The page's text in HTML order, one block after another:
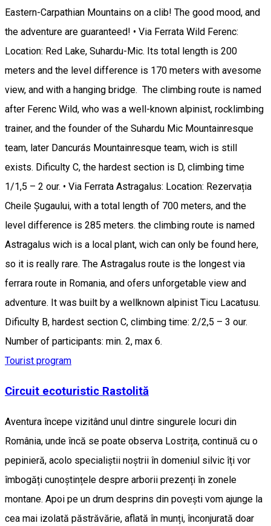
Eastern-Carpathian Mountains on a clib! The good mood, and
the adventure are guaranteed! • Via Ferrata Wild Ferenc:
Location: Red Lake, Suhardu-Mic. Its total length is 200
meters and the level difference is 170 meters with avesome
view, and with a hanging bridge. The climbing route is named
after Ferenc Wild, who was a well-known alpinist, rocklimbing
trainer, and the founder of the Suhardu Mic Mountainresque
team, later Dancurás Mountainresque team, wich is still
exists. Dificulty C, the hardest section is D, climbing time
1/1,5 – 2 our. • Via Ferrata Astragalus: Location: Rezervația
Cheile Șugaului, with a total length of 700 meters, and the
level difference is 285 meters. the climbing route is named
Astragalus wich is a local plant, wich can only be found here,
so it is really rare. The Astragalus route is the longest via
ferrara route in Romania, and ofers unforgetable view and
adventure. It was built by a wellknown alpinist Ticu Lacatusu.
Dificulty B, hardest section C, climbing time: 2/2,5 – 3 our.
Number of participants: min. 2, max 6.
Tourist program
Circuit ecoturistic Rastolită
Aventura începe vizitând unul dintre singurele locuri din
România, unde încă se poate observa Lostrița, continuă cu o
pepinieră, acolo specialiștii noștrii în domeniul silvic îți vor
îmbogăți cunoștințele despre arborii prezenți în zonele
montane. Apoi pe un drum desprins din povești vom ajunge la
cea mai izolată păstrăvărie, aflată în munți, înconjurată doar